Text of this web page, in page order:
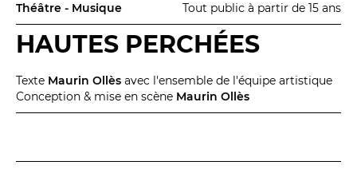
Théâtre - Musique Tout public à partir de 15 ans
HAUTES PERCHÉES
Texte Maurin Ollès avec l'ensemble de l'équipe artistique
Conception & mise en scène Maurin Ollès